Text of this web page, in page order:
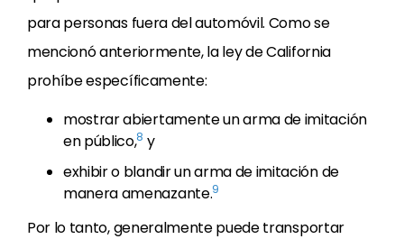
para personas fuera del automóvil. Como se
mencionó anteriormente, la ley de California
prohíbe específicamente:
mostrar abiertamente un arma de imitación
en público,8 y
exhibir o blandir un arma de imitación de
manera amenazante.9
Por lo tanto, generalmente puede transportar